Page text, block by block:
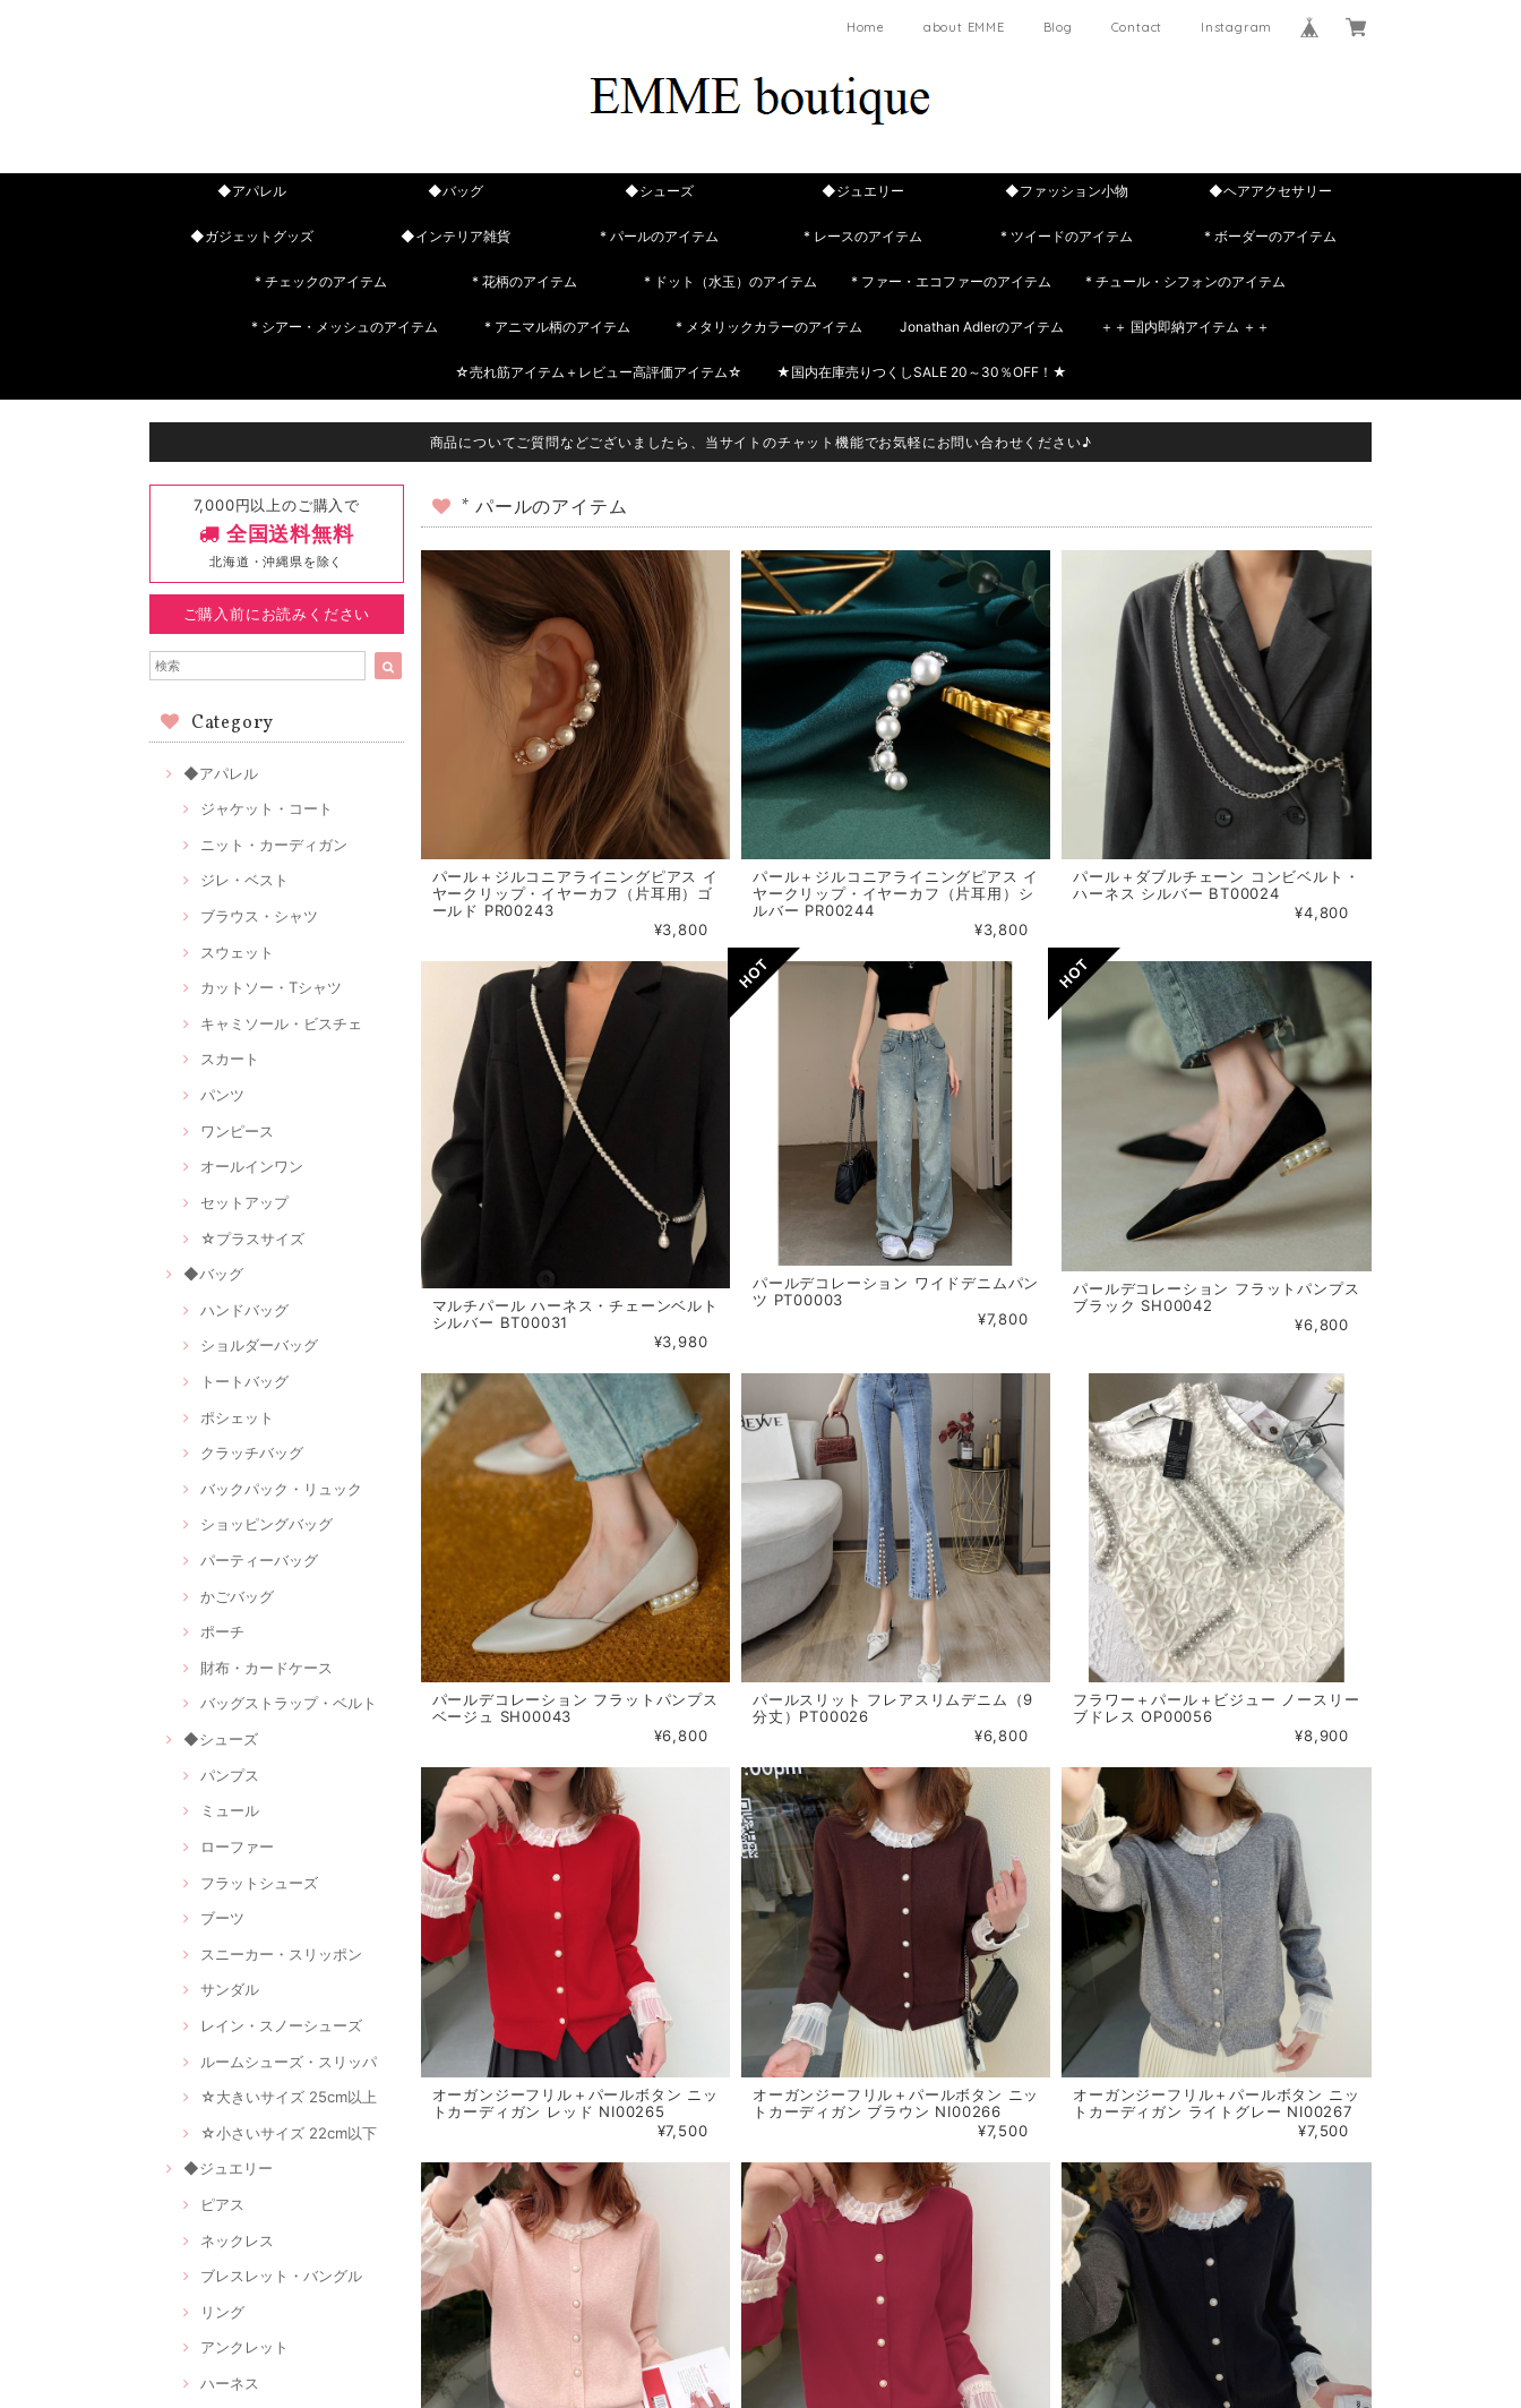
Home about EMME Blog Contact Instagram
◆アパレル ◆バッグ ◆シューズ ◆ジュエリー ◆ファッション小物 ◆ヘアアクセサリー
◆ガジェットグッズ ◆インテリア雑貨 * パールのアイテム * レースのアイテム * ツイードのアイテム * ボーダーのアイテム
* チェックのアイテム * 花柄のアイテム * ドット（水玉）のアイテム * ファー・エコファーのアイテム * チュール・シフォンのアイテム
* シアー・メッシュのアイテム * アニマル柄のアイテム * メタリックカラーのアイテム Jonathan Adlerのアイテム ＋＋ 国内即納アイテム ＋＋
☆売れ筋アイテム＋レビュー高評価アイテム☆ ★国内在庫売りつくしSALE 20～30％OFF！★
商品についてご質問などございましたら、当サイトのチャット機能でお気軽にお問い合わせください♪
7,000円以上のご購入で
全国送料無料
北海道・沖縄県を除く
ご購入前にお読みください
Category
◆アパレル
ジャケット・コート
ニット・カーディガン
ジレ・ベスト
ブラウス・シャツ
スウェット
カットソー・Tシャツ
キャミソール・ビスチェ
スカート
パンツ
ワンピース
オールインワン
セットアップ
☆プラスサイズ
◆バッグ
ハンドバッグ
ショルダーバッグ
トートバッグ
ポシェット
クラッチバッグ
バックパック・リュック
ショッピングバッグ
パーティーバッグ
かごバッグ
ポーチ
財布・カードケース
バッグストラップ・ベルト
◆シューズ
パンプス
ミュール
ローファー
フラットシューズ
ブーツ
スニーカー・スリッポン
サンダル
レイン・スノーシューズ
ルームシューズ・スリッパ
☆大きいサイズ 25cm以上
☆小さいサイズ 22cm以下
◆ジュエリー
ピアス
ネックレス
ブレスレット・バングル
リング
アンクレット
ハーネス
* パールのアイテム
パール＋ジルコニアライニングピアス イ
ヤークリップ・イヤーカフ（片耳用）ゴ
ールド PR00243
¥3,800
パール＋ジルコニアライニングピアス イ
ヤークリップ・イヤーカフ（片耳用）シ
ルバー PR00244
¥3,800
パール＋ダブルチェーン コンビベルト・
ハーネス シルバー BT00024
¥4,800
マルチパール ハーネス・チェーンベルト
シルバー BT00031
¥3,980
パールデコレーション ワイドデニムパン
ツ PT00003
¥7,800
パールデコレーション フラットパンプス
ブラック SH00042
¥6,800
パールデコレーション フラットパンプス
ベージュ SH00043
¥6,800
パールスリット フレアスリムデニム（9
分丈）PT00026
¥6,800
フラワー＋パール＋ビジュー ノースリー
ブドレス OP00056
¥8,900
オーガンジーフリル＋パールボタン ニッ
トカーディガン レッド NI00265
¥7,500
オーガンジーフリル＋パールボタン ニッ
トカーディガン ブラウン NI00266
¥7,500
オーガンジーフリル＋パールボタン ニッ
トカーディガン ライトグレー NI00267
¥7,500